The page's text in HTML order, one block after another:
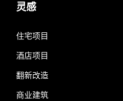
灵感
住宅项目
酒店项目
翻新改造
商业建筑